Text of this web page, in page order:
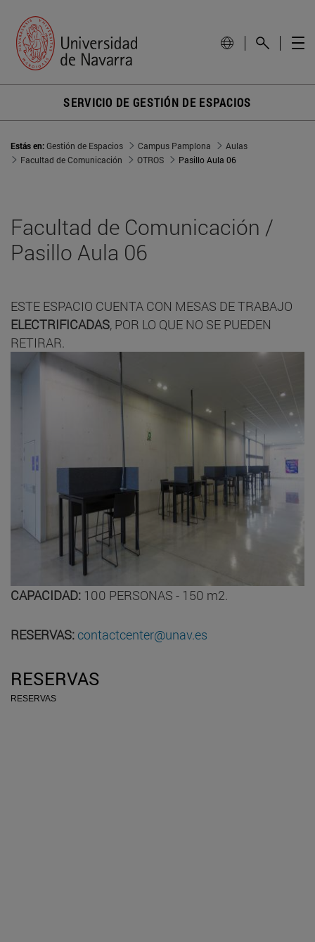
SERVICIO DE GESTIÓN DE ESPACIOS
Estás en:Gestión de Espacios Campus Pamplona
Aulas
Facultad de Comunicación
OTROS Pasillo Aula 06
Facultad de Comunicación /
Pasillo Aula 06
ESTE ESPACIO CUENTA CON MESAS DE TRABAJO
ELECTRIFICADAS, POR LO QUE NO SE PUEDEN
RETIRAR.
CAPACIDAD: 100 PERSONAS - 150 m2.
RESERVAS: contactcenter@unav.es
RESERVAS
RESERVAS